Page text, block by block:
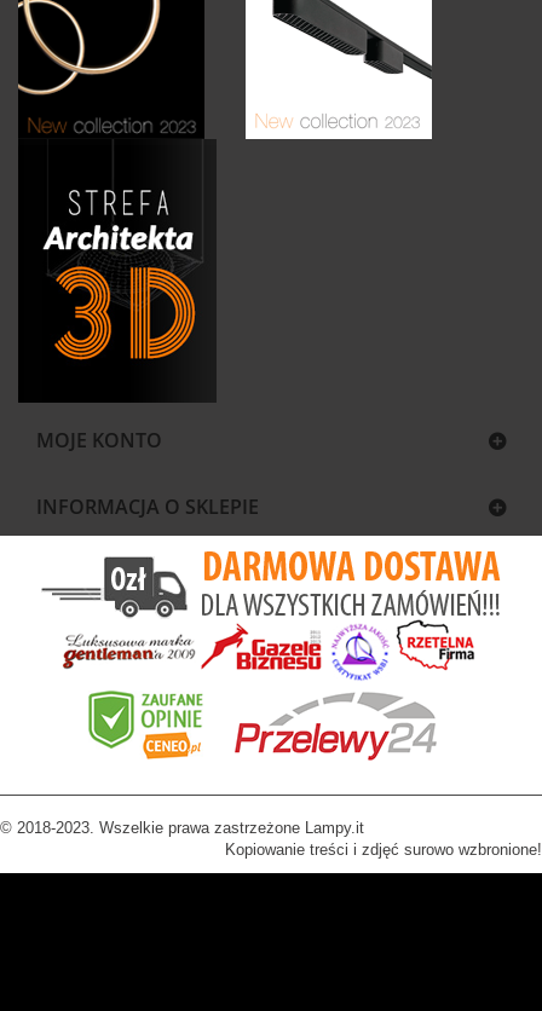
MOJE KONTO
INFORMACJA O SKLEPIE
© 2018-2023. Wszelkie prawa zastrzeżone Lampy.it
Kopiowanie treści i zdjęć surowo wzbronione!